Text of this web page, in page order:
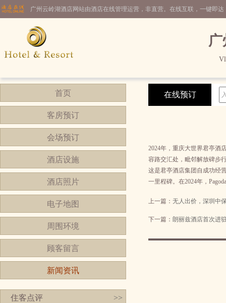
广州云岭湖酒店网站由酒店在线管理运营，非直营。在线互联，一键即
首页
客房预订
会场预订
酒店设施
酒店照片
电子地图
周围环境
顾客留言
新闻资讯
住客点评 >>
在线预订
2024年，重庆大世界君亭酒
容路交汇处，毗邻解放碑步
这是君亭酒店集团自成功经
一里程碑。在2024年，
上一篇： 无人出价，深圳中
下一篇： 朗丽兹酒店首次进